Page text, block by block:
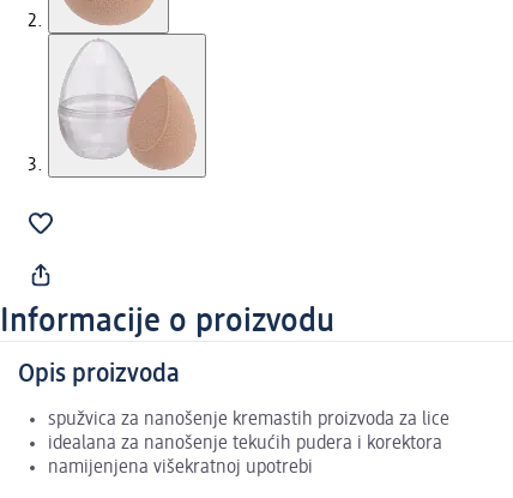
Informacije o proizvodu
Opis proizvoda
spužvica za nanošenje kremastih proizvoda za lice
idealana za nanošenje tekućih pudera i korektora
namijenjena višekratnoj upotrebi